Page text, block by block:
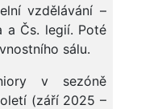
vzdělávání –
a Čs. legií. Poté
sálu.
v sezóně
(září 2025 –